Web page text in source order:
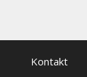
Kontakt